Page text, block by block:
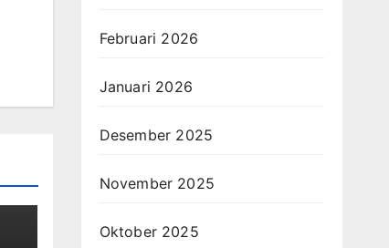
Februari 2026
Januari 2026
Desember 2025
November 2025
Oktober 2025